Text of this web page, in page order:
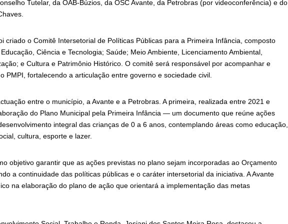
Tutelar, da OAB-Búzios, da OSC Avante, da Petrobras (por videoconferência) e do
criado o Comitê Intersetorial de Políticas Públicas para a Primeira Infância, composto
Ciência e Tecnologia; Saúde; Meio Ambiente, Licenciamento Ambiental,
e Cultura e Patrimônio Histórico. O comitê será responsável por acompanhar e
PMPI, fortalecendo a articulação entre governo e sociedade civil.
entre o município, a Avante e a Petrobras. A primeira, realizada entre 2021 e
do Plano Municipal pela Primeira Infância — um documento que reúne ações
integral das crianças de 0 a 6 anos, contemplando áreas como educação,
cultura, esporte e lazer.
objetivo garantir que as ações previstas no plano sejam incorporadas ao Orçamento
a continuidade das políticas públicas e o caráter intersetorial da iniciativa. A Avante
na elaboração do plano de ação que orientará a implementação das metas